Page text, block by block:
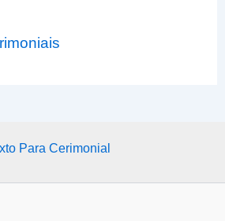
Para Cerimonial